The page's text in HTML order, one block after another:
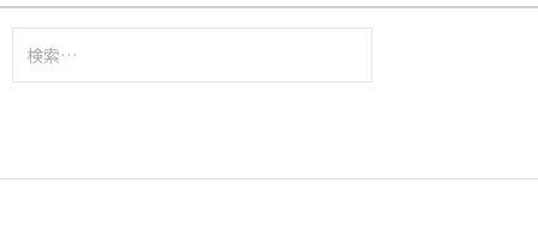
索: